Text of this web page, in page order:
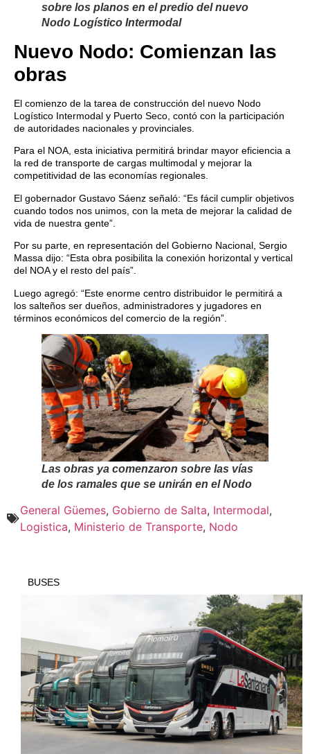
sobre los planos en el predio del nuevo
Nodo Logístico Intermodal
Nuevo Nodo: Comienzan las
obras
El comienzo de la tarea de construcción del nuevo Nodo
Logístico Intermodal y Puerto Seco, contó con la participación
de autoridades nacionales y provinciales.
Para el NOA, esta iniciativa permitirá brindar mayor eficiencia a
la red de transporte de cargas multimodal y mejorar la
competitividad de las economías regionales.
El gobernador Gustavo Sáenz señaló: “Es fácil cumplir objetivos
cuando todos nos unimos, con la meta de mejorar la calidad de
vida de nuestra gente”.
Por su parte, en representación del Gobierno Nacional, Sergio
Massa dijo: “Esta obra posibilita la conexión horizontal y vertical
del NOA y el resto del país”.
Luego agregó: “Este enorme centro distribuidor le permitirá a
los salteños ser dueños, administradores y jugadores en
términos económicos del comercio de la región”.
Las obras ya comenzaron sobre las vías
de los ramales que se unirán en el Nodo
General Güemes, Gobierno de Salta, Intermodal,
Logistica, Ministerio de Transporte, Nodo
BUSES